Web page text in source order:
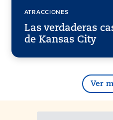
ATRACCIONES
Las verdaderas
de Kansas City
Ver